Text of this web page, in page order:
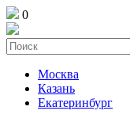
0
Москва
Казань
Екатеринбург